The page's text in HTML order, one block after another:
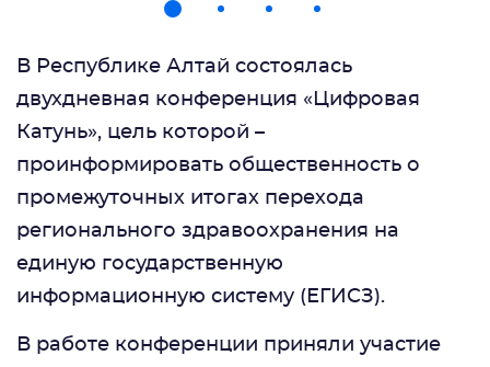
В Республике Алтай состоялась
двухдневная конференция «Цифровая
Катунь», цель которой –
проинформировать общественность о
промежуточных итогах перехода
регионального здравоохранения на
единую государственную
информационную систему (ЕГИСЗ).
В работе конференции приняли участие